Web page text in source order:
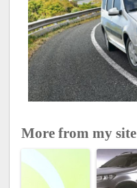
More from my site